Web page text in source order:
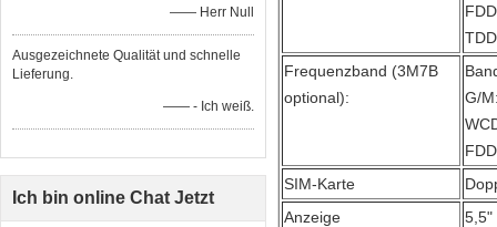
—— Herr Null
Ausgezeichnete Qualität und schnelle
Lieferung.
—— - Ich weiß.
Ich bin online Chat Jetzt
Frequenzband (3M7B
optional):
G/
SIM-Karte
Anzeige
5,5"